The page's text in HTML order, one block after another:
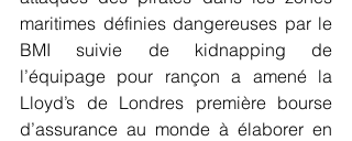
maritimes définies dangereuses par le
BMI suivie de kidnapping de
l’équipage pour rançon a amené la
Lloyd’s de Londres première bourse
d’assurance au monde à élaborer en